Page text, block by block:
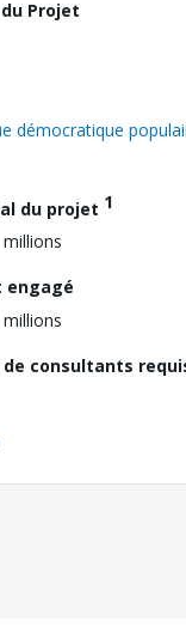
Projet
démocratique
du projet 1
millions
engagé
millions
de consultants